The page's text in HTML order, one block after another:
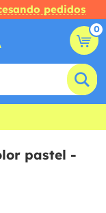
pedidos
0
pastel -